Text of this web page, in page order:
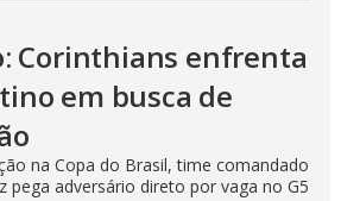
Corinthians enfrenta
em busca de
na Copa do Brasil, time comandado
pega adversário direto por vaga no G5